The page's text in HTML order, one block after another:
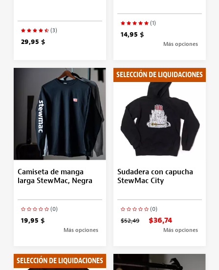
(3)
29,95 $
(1)
14,95 $
Más opciones
Camiseta de manga
larga StewMac, Negra
(0)
19,95 $
Más opciones
SELECCIÓN DE LIQUIDACIONES
Sudadera con capucha
StewMac City
(0)
$52,49 $36,74
Más opciones
SELECCIÓN DE LIQUIDACIONES